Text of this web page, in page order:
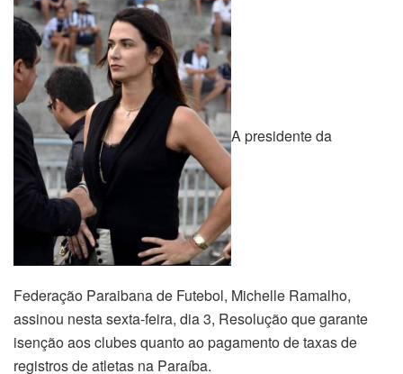
A presidente da
Federação Paraibana de Futebol, Michelle Ramalho,
assinou nesta sexta-feira, dia 3, Resolução que garante
isenção aos clubes quanto ao pagamento de taxas de
registros de atletas na Paraíba.